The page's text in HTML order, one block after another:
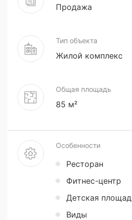
Продажа
Тип объекта
Жилой комплекс
Общая площадь
85 м²
Особенности
Ресторан
Фитнес-центр
Детская
Виды